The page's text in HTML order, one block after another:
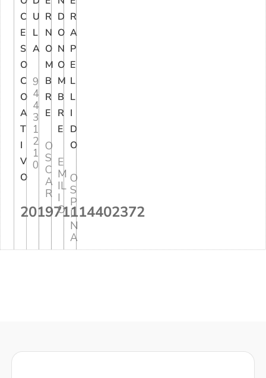
C
E
S
O
C
O
A
T
I
V
O
201971114402372
U
L
A
9
4
4
3
1
2
1
0
R
N
O
M
B
R
E
O
S
C
A
R
D
O
N
O
M
B
R
E
E
M
IL
I
O
R
A
P
E
L
L
I
D
O
O
S
P
I
N
A